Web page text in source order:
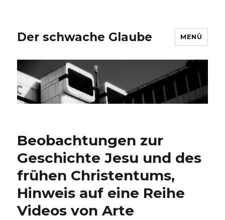
Der schwache Glaube MENÜ
Beobachtungen zur
Geschichte Jesu und des
frühen Christentums,
Hinweis auf eine Reihe
Videos von Arte